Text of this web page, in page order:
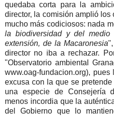
quedaba corta para la
director, la comisión amplió
mucho más codiciosos: nada
la biodiversidad y del
extensión, de la Macaronesia
director no iba a rechazar.
"Observatorio ambiental
www.oag-fundacion.org),
excusa con la que se
una especie de Consejería
menos incordia que la
del Gobierno que lo